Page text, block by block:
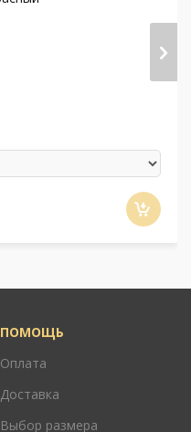
ПОМОЩЬ
Оплата
Доставка
Выбор размера